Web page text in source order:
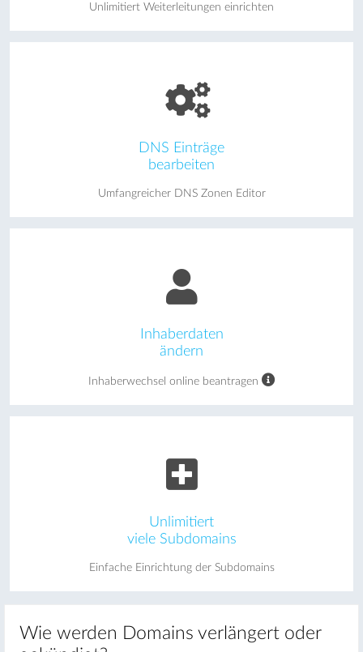
Unlimitiert Weiterleitungen einrichten
DNS Einträge
bearbeiten
Umfangreicher DNS Zonen Editor
Inhaberdaten
ändern
Inhaberwechsel online beantragen
Unlimitiert
viele Subdomains
Einfache Einrichtung der Subdomains
Wie werden Domains verlängert oder